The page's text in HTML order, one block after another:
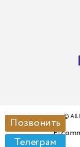
© All
E-
Позвонить
Телеграм